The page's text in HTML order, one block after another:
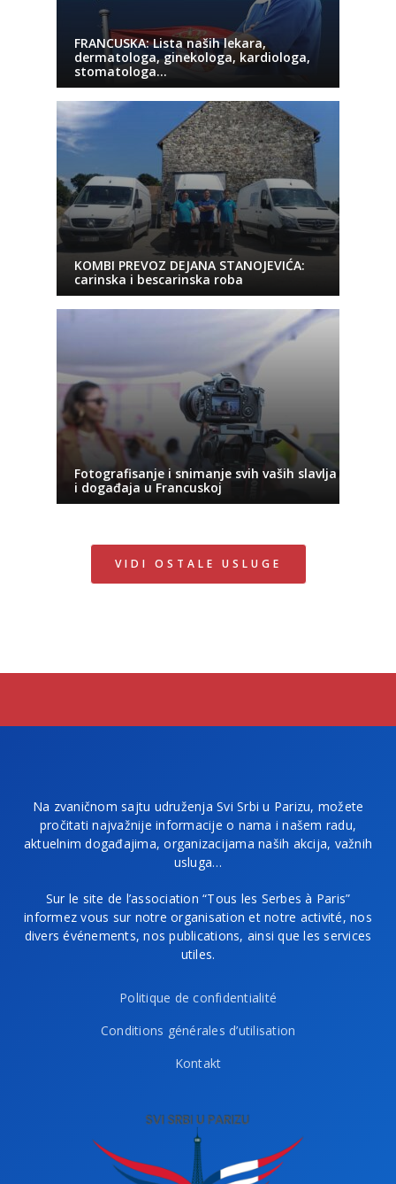
FRANCUSKA: Lista naših lekara,
dermatologa, ginekologa, kardiologa,
stomatologa…
KOMBI PREVOZ DEJANA STANOJEVIĆA:
carinska i bescarinska roba
Fotografisanje i snimanje svih vaših slavlja
i događaja u Francuskoj
VIDI OSTALE USLUGE
Na zvaničnom sajtu udruženja Svi Srbi u Parizu, možete
pročitati najvažnije informacije o nama i našem radu,
aktuelnim događajima, organizacijama naših akcija, važnih
usluga…
Sur le site de l’association “Tous les Serbes à Paris”
informez vous sur notre organisation et notre activité, nos
divers événements, nos publications, ainsi que les services
utiles.
Politique de confidentialité
Conditions générales d’utilisation
Kontakt